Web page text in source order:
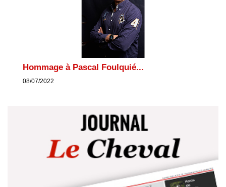
Hommage à Pascal Foulquié...
08/07/2022